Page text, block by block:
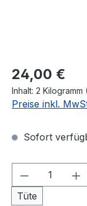
Regulärer Preis:
24,00 €
Inhalt: 2 Kilogramm
Preise inkl.
Sofort
Produkt
Tüte